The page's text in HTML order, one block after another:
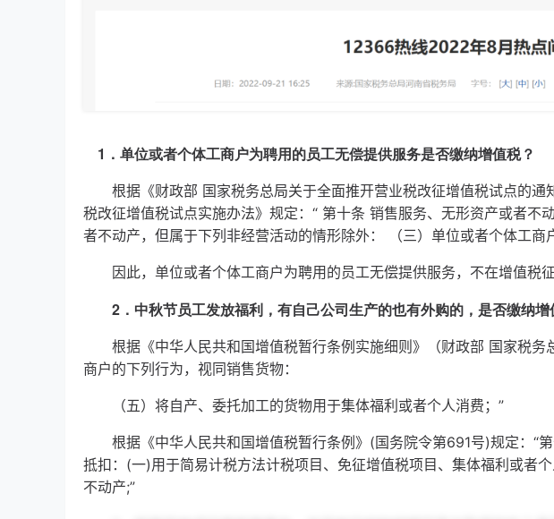
1．单位或者个体工商户为聘用的员工无偿提供服务是否缴纳增值税？
根据《财政部 国家税务总局关于全面推开营业税改征增值税试点的通
税改征增值税试点实施办法》规定：“ 第十条 销售服务、无形资产或者不
者不动产，但属于下列非经营活动的情形除外： （三）单位或者个体工商
因此，单位或者个体工商户为聘用的员工无偿提供服务，不在增值税征
2．中秋节员工发放福利，有自己公司生产的也有外购的，是否缴纳增
根据《中华人民共和国增值税暂行条例实施细则》（财政部 国家税务
商户的下列行为，视同销售货物：
（五）将自产、委托加工的货物用于集体福利或者个人消费；”
根据《中华人民共和国增值税暂行条例》(国务院令第691号)规定：“
抵扣：(一)用于简易计税方法计税项目、免征增值税项目、集体福利或者
不动产;”